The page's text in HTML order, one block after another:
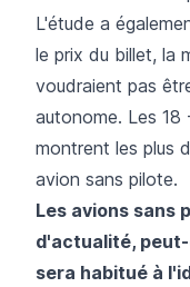
L'étude a
le prix du billet, la
voudraient pas
autonome. Les
montrent les plus
avion sans pilote.
Les avions sans
d'actualité,
sera habitué à